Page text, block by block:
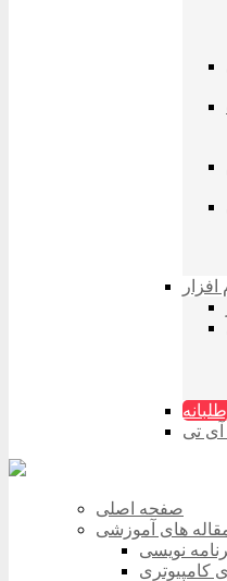
افزار
آی تی
صفحه اصلی
های آموزشی
نویسی
کامپیوتری